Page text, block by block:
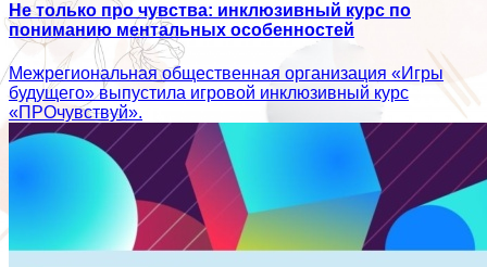
Не только про чувства: инклюзивный курс по
пониманию ментальных особенностей
Межрегиональная общественная организация «Игры
будущего» выпустила игровой инклюзивный курс
«ПРОчувствуй».